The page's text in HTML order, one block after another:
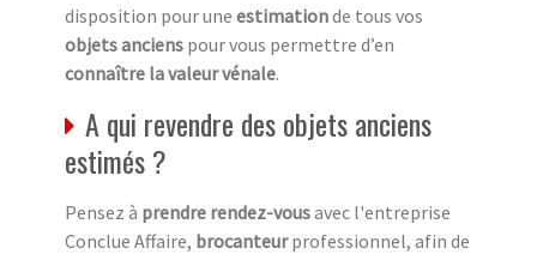
disposition pour une estimationde tous vos
objets anciens pour vous permettre d’en
connaître la valeur vénale.
A qui revendre des objets anciens
estimés ?
Pensez à prendre rendez-vousavec l'entreprise
Conclue Affaire, brocanteurprofessionnel, afin de